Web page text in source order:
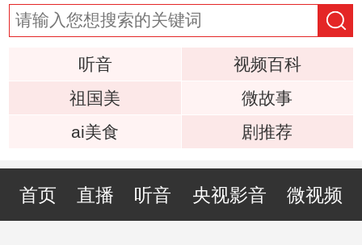
听音
视频百科
祖国美
微故事
ai美食
剧推荐
首页 直播 听音 央视影音 微视频